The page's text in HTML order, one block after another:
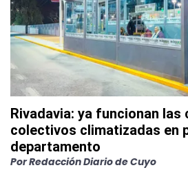
Rivadavia: ya funcionan las
colectivos climatizadas en
departamento
PorRedacción Diario de Cuyo